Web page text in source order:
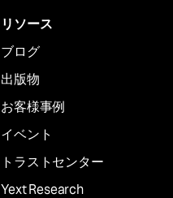
リソース
ブログ
出版物
お客様事例
イベント
トラストセンター
Yext Research